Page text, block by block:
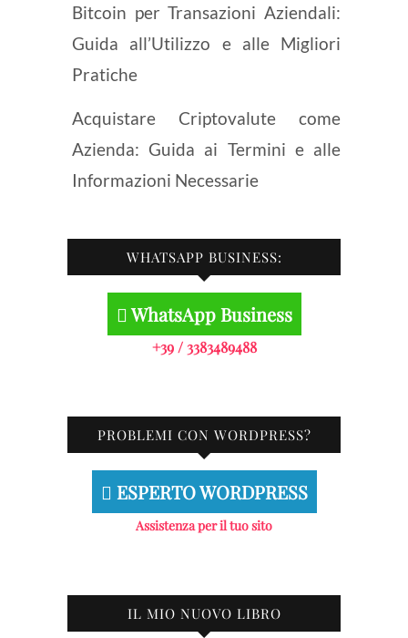
Bitcoin per Transazioni Aziendali:
Guida all’Utilizzo e alle Migliori
Pratiche
Acquistare Criptovalute come
Azienda: Guida ai Termini e alle
Informazioni Necessarie
WHATSAPP BUSINESS:
WhatsApp Business
+39 / 3383489488
PROBLEMI CON WORDPRESS?
ESPERTO WORDPRESS
Assistenza per il tuo sito
IL MIO NUOVO LIBRO